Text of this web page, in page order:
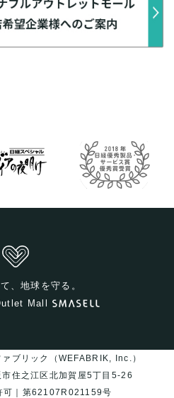
、地球を守る。
Mall
ブリック（WEFABRIK, Inc.）
住之江区北加賀屋5丁目5-26
可｜第62107R021159号